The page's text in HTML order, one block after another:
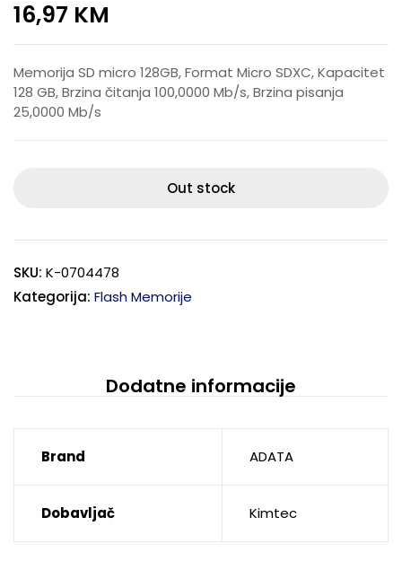
16,97 KM
Memorija SD micro 128GB, Format Micro SDXC, Kapacitet
128 GB, Brzina čitanja 100,0000 Mb/s, Brzina pisanja
25,0000 Mb/s
Out stock
SKU: K-0704478
Kategorija: Flash Memorije
Dodatne informacije
Brand ADATA
Dobavljač Kimtec